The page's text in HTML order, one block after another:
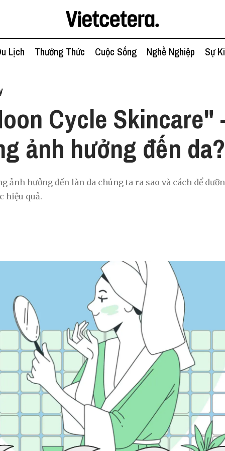
Lịch Thưởng Thức Cuộc Sống Nghề Nghiệp Sự
Cycle Skincare"
ảnh hưởng đến
ảnh hưởng đến làn da chúng ta ra sao và cách dể
hiệu quả.